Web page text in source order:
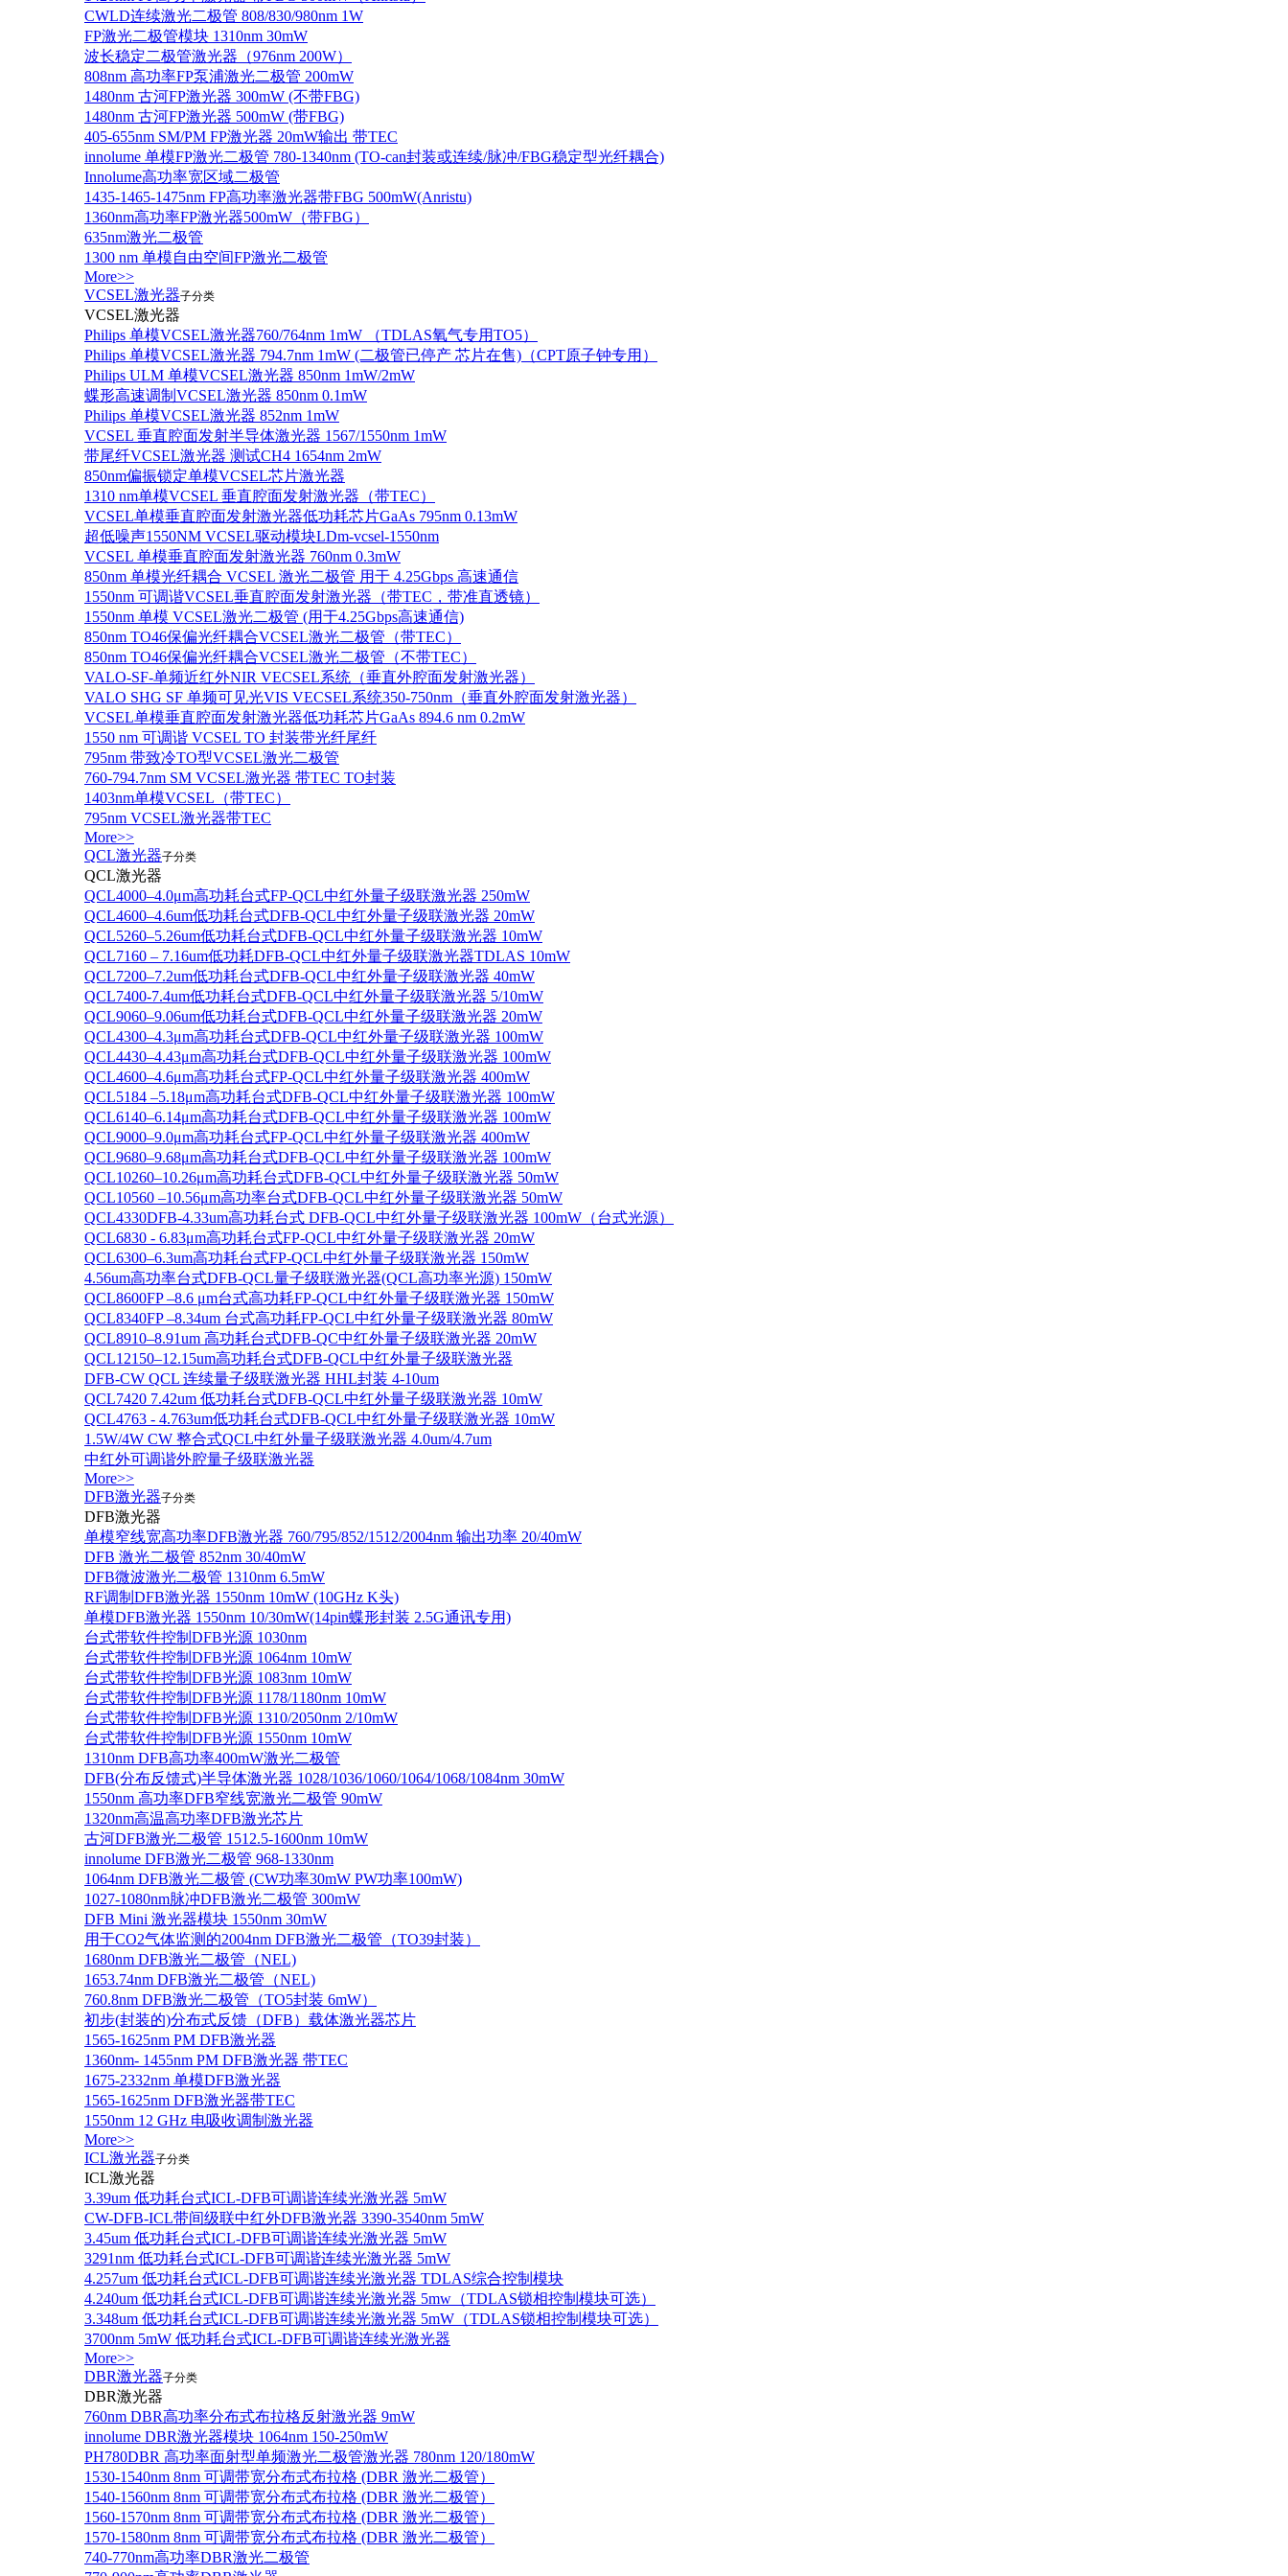
CWLD连续激光二极管 808/830/980nm 1W
FP激光二极管模块 1310nm 30mW
波长稳定二极管激光器（976nm 200W）
808nm 高功率FP泵浦激光二极管 200mW
1480nm 古河FP激光器 300mW (不带FBG)
1480nm 古河FP激光器 500mW (带FBG)
405-655nm SM/PM FP激光器 20mW输出 带TEC
innolume 单模FP激光二极管 780-1340nm (TO-can封装或连续/脉冲/FBG稳定型光纤耦合)
Innolume高功率宽区域二极管
1435-1465-1475nm FP高功率激光器带FBG 500mW(Anristu)
1360nm高功率FP激光器500mW（带FBG）
635nm激光二极管
1300 nm 单模自由空间FP激光二极管
More>>
VCSEL激光器子分类
VCSEL激光器
Philips 单模VCSEL激光器760/764nm 1mW （TDLAS氧气专用TO5）
Philips 单模VCSEL激光器 794.7nm 1mW (二极管已停产 芯片在售)（CPT原子钟专用）
Philips ULM 单模VCSEL激光器 850nm 1mW/2mW
蝶形高速调制VCSEL激光器 850nm 0.1mW
Philips 单模VCSEL激光器 852nm 1mW
VCSEL 垂直腔面发射半导体激光器 1567/1550nm 1mW
带尾纤VCSEL激光器 测试CH4 1654nm 2mW
850nm偏振锁定单模VCSEL芯片激光器
1310 nm单模VCSEL 垂直腔面发射激光器（带TEC）
VCSEL单模垂直腔面发射激光器低功耗芯片GaAs 795nm 0.13mW
超低噪声1550NM VCSEL驱动模块LDm-vcsel-1550nm
VCSEL 单模垂直腔面发射激光器 760nm 0.3mW
850nm 单模光纤耦合 VCSEL 激光二极管 用于 4.25Gbps 高速通信
1550nm 可调谐VCSEL垂直腔面发射激光器（带TEC，带准直透镜）
1550nm 单模 VCSEL激光二极管 (用于4.25Gbps高速通信)
850nm TO46保偏光纤耦合VCSEL激光二极管（带TEC）
850nm TO46保偏光纤耦合VCSEL激光二极管（不带TEC）
VALO-SF-单频近红外NIR VECSEL系统（垂直外腔面发射激光器）
VALO SHG SF 单频可见光VIS VECSEL系统350-750nm（垂直外腔面发射激光器）
VCSEL单模垂直腔面发射激光器低功耗芯片GaAs 894.6 nm 0.2mW
1550 nm 可调谐 VCSEL TO 封装带光纤尾纤
795nm 带致冷TO型VCSEL激光二极管
760-794.7nm SM VCSEL激光器 带TEC TO封装
1403nm单模VCSEL（带TEC）
795nm VCSEL激光器带TEC
More>>
QCL激光器子分类
QCL激光器
QCL4000–4.0μm高功耗台式FP-QCL中红外量子级联激光器 250mW
QCL4600–4.6um低功耗台式DFB-QCL中红外量子级联激光器 20mW
QCL5260–5.26um低功耗台式DFB-QCL中红外量子级联激光器 10mW
QCL7160 – 7.16um低功耗DFB-QCL中红外量子级联激光器TDLAS 10mW
QCL7200–7.2um低功耗台式DFB-QCL中红外量子级联激光器 40mW
QCL7400-7.4um低功耗台式DFB-QCL中红外量子级联激光器 5/10mW
QCL9060–9.06um低功耗台式DFB-QCL中红外量子级联激光器 20mW
QCL4300–4.3μm高功耗台式DFB-QCL中红外量子级联激光器 100mW
QCL4430–4.43μm高功耗台式DFB-QCL中红外量子级联激光器 100mW
QCL4600–4.6μm高功耗台式FP-QCL中红外量子级联激光器 400mW
QCL5184 –5.18μm高功耗台式DFB-QCL中红外量子级联激光器 100mW
QCL6140–6.14μm高功耗台式DFB-QCL中红外量子级联激光器 100mW
QCL9000–9.0μm高功耗台式FP-QCL中红外量子级联激光器 400mW
QCL9680–9.68μm高功耗台式DFB-QCL中红外量子级联激光器 100mW
QCL10260–10.26μm高功耗台式DFB-QCL中红外量子级联激光器 50mW
QCL10560 –10.56μm高功率台式DFB-QCL中红外量子级联激光器 50mW
QCL4330DFB-4.33um高功耗台式 DFB-QCL中红外量子级联激光器 100mW（台式光源）
QCL6830 - 6.83μm高功耗台式FP-QCL中红外量子级联激光器 20mW
QCL6300–6.3um高功耗台式FP-QCL中红外量子级联激光器 150mW
4.56um高功率台式DFB-QCL量子级联激光器(QCL高功率光源) 150mW
QCL8600FP –8.6 μm台式高功耗FP-QCL中红外量子级联激光器 150mW
QCL8340FP –8.34um 台式高功耗FP-QCL中红外量子级联激光器 80mW
QCL8910–8.91um 高功耗台式DFB-QC中红外量子级联激光器 20mW
QCL12150–12.15um高功耗台式DFB-QCL中红外量子级联激光器
DFB-CW QCL 连续量子级联激光器 HHL封装 4-10um
QCL7420 7.42um 低功耗台式DFB-QCL中红外量子级联激光器 10mW
QCL4763 - 4.763um低功耗台式DFB-QCL中红外量子级联激光器 10mW
1.5W/4W CW 整合式QCL中红外量子级联激光器 4.0um/4.7um
中红外可调谐外腔量子级联激光器
More>>
DFB激光器子分类
DFB激光器
单模窄线宽高功率DFB激光器 760/795/852/1512/2004nm 输出功率 20/40mW
DFB 激光二极管 852nm 30/40mW
DFB微波激光二极管 1310nm 6.5mW
RF调制DFB激光器 1550nm 10mW (10GHz K头)
单模DFB激光器 1550nm 10/30mW(14pin蝶形封装 2.5G通讯专用)
台式带软件控制DFB光源 1030nm
台式带软件控制DFB光源 1064nm 10mW
台式带软件控制DFB光源 1083nm 10mW
台式带软件控制DFB光源 1178/1180nm 10mW
台式带软件控制DFB光源 1310/2050nm 2/10mW
台式带软件控制DFB光源 1550nm 10mW
1310nm DFB高功率400mW激光二极管
DFB(分布反馈式)半导体激光器 1028/1036/1060/1064/1068/1084nm 30mW
1550nm 高功率DFB窄线宽激光二极管 90mW
1320nm高温高功率DFB激光芯片
古河DFB激光二极管 1512.5-1600nm 10mW
innolume DFB激光二极管 968-1330nm
1064nm DFB激光二极管 (CW功率30mW PW功率100mW)
1027-1080nm脉冲DFB激光二极管 300mW
DFB Mini 激光器模块 1550nm 30mW
用于CO2气体监测的2004nm DFB激光二极管（TO39封装）
1680nm DFB激光二极管（NEL)
1653.74nm DFB激光二极管（NEL)
760.8nm DFB激光二极管（TO5封装 6mW）
初步(封装的)分布式反馈（DFB）载体激光器芯片
1565-1625nm PM DFB激光器
1360nm- 1455nm PM DFB激光器 带TEC
1675-2332nm 单模DFB激光器
1565-1625nm DFB激光器带TEC
1550nm 12 GHz 电吸收调制激光器
More>>
ICL激光器子分类
ICL激光器
3.39um 低功耗台式ICL-DFB可调谐连续光激光器 5mW
CW-DFB-ICL带间级联中红外DFB激光器 3390-3540nm 5mW
3.45um 低功耗台式ICL-DFB可调谐连续光激光器 5mW
3291nm 低功耗台式ICL-DFB可调谐连续光激光器 5mW
4.257um 低功耗台式ICL-DFB可调谐连续光激光器 TDLAS综合控制模块
4.240um 低功耗台式ICL-DFB可调谐连续光激光器 5mw（TDLAS锁相控制模块可选）
3.348um 低功耗台式ICL-DFB可调谐连续光激光器 5mW（TDLAS锁相控制模块可选）
3700nm 5mW 低功耗台式ICL-DFB可调谐连续光激光器
More>>
DBR激光器子分类
DBR激光器
760nm DBR高功率分布式布拉格反射激光器 9mW
innolume DBR激光器模块 1064nm 150-250mW
PH780DBR 高功率面射型单频激光二极管激光器 780nm 120/180mW
1530-1540nm 8nm 可调带宽分布式布拉格 (DBR 激光二极管）
1540-1560nm 8nm 可调带宽分布式布拉格 (DBR 激光二极管）
1560-1570nm 8nm 可调带宽分布式布拉格 (DBR 激光二极管）
1570-1580nm 8nm 可调带宽分布式布拉格 (DBR 激光二极管）
740-770nm高功率DBR激光二极管